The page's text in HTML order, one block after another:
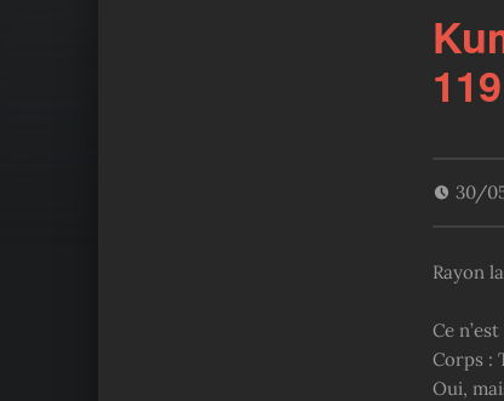
119
30/
Rayon
Ce
Corps :
Oui,